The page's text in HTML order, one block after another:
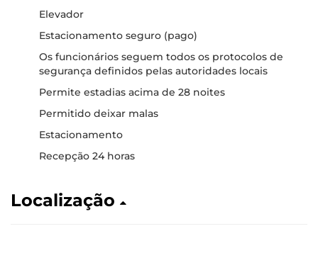
Elevador
Estacionamento seguro (pago)
Os funcionários seguem todos os protocolos de
segurança definidos pelas autoridades locais
Permite estadias acima de 28 noites
Permitido deixar malas
Estacionamento
Recepção 24 horas
Localização